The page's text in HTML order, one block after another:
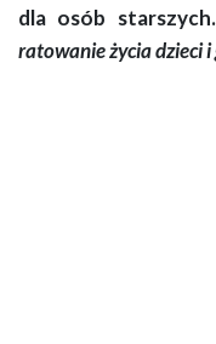
dla osób
ratowanie życia dzieci